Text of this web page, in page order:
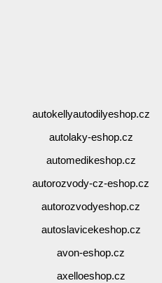
autokellyautodilyeshop.cz
autolaky-eshop.cz
automedikeshop.cz
autorozvody-cz-eshop.cz
autorozvodyeshop.cz
autoslavicekeshop.cz
avon-eshop.cz
axelloeshop.cz